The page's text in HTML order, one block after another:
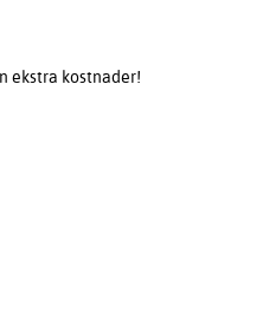
ekstra kostnader!